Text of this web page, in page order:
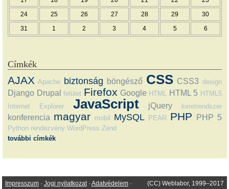
24 25 26 27 28 29 30
31 1 2 3 4 5 6
Címkék
AJAX Apache biztonság böngésző CSS CSS3 design
Django Drupal felület Firefox Google HTML HTML 5 HTML5
Internet Explorer
JavaScript jQuery keretrendszer
konferencia magyar mobil MySQL PEAR PHP PHP 5
Python rendezvény WordPress Zend
további címkék
(CC) Weblabor, 1999–2017
Impresszum· Jogi nyilatkozat· Adatvédelem·